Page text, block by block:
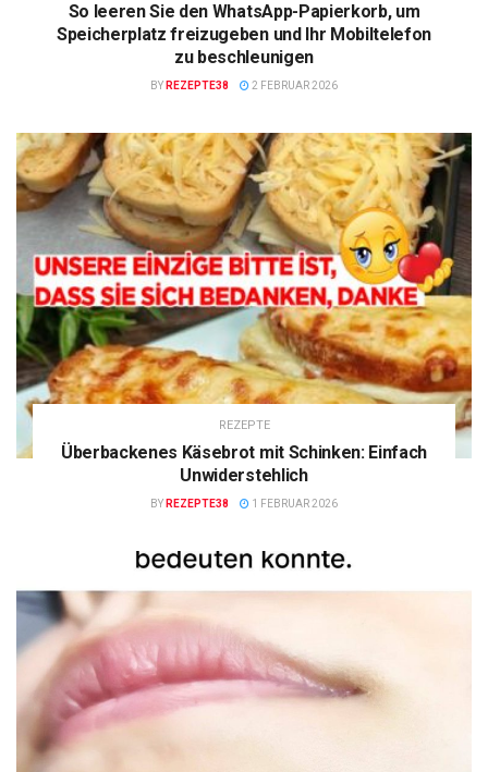
So leeren Sie den WhatsApp-Papierkorb, um
Speicherplatz freizugeben und Ihr Mobiltelefon
zu beschleunigen
BY REZEPTE38 2 FEBRUAR 2026
REZEPTE
Überbackenes Käsebrot mit Schinken: Einfach
Unwiderstehlich
BY REZEPTE38 1 FEBRUAR 2026